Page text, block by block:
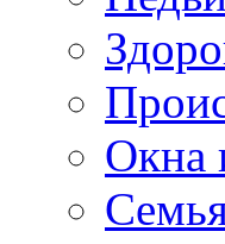
Окна